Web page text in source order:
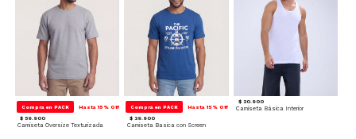
Compra en PACK Hasta 15% Off
$ 59.900
Camiseta Oversize Texturizada
Compra en PACK Hasta 15% Off
$ 39.900
Camiseta Basica con Screen
$ 20.900
Camiseta Básica Interior